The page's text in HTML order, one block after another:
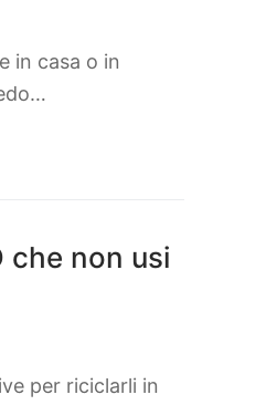
in casa o in
che non usi
per riciclarli in